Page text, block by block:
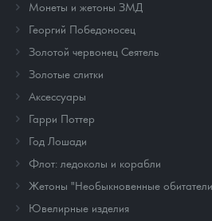
Монеты и жетоны ЗМД
Георгий Победоносец
Золотой червонец Сеятель
Золотые слитки
Аксессуары
Гарри Поттер
Год Лошади
Флот: ледоколы и корабли
Жетоны "Необыкновенные
Ювелирные изделия